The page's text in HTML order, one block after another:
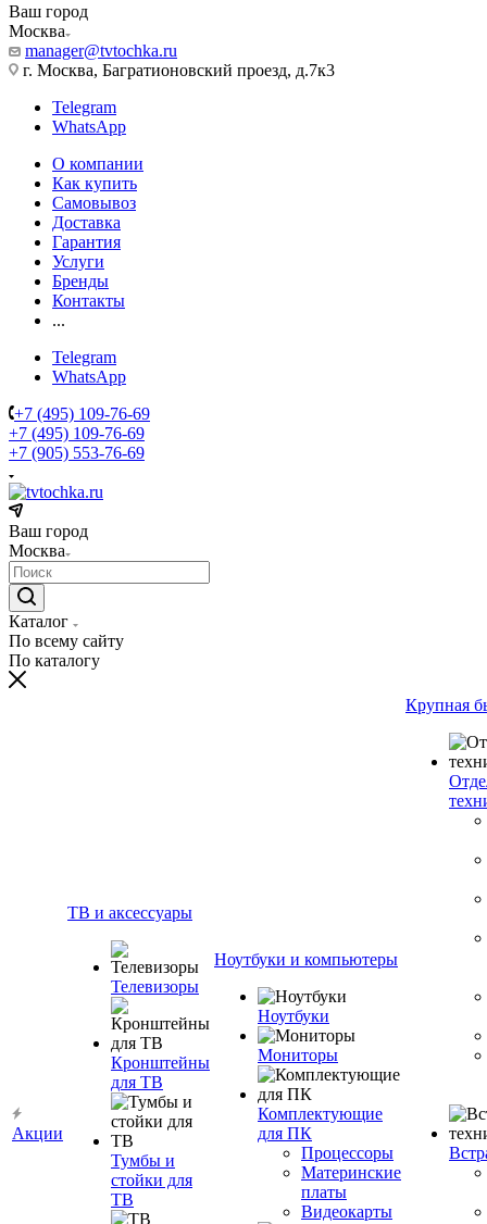
Ваш город
Москва
manager@tvtochka.ru
г. Москва, Багратионовский проезд, д.7к3
Telegram
WhatsApp
О компании
Как купить
Самовывоз
Доставка
Гарантия
Услуги
Бренды
Контакты
...
Telegram
WhatsApp
+7 (495) 109-76-69
+7 (495) 109-76-69
+7 (905) 553-76-69
Ваш город
Москва
Каталог
По всему сайту
По каталогу
Акции
ТВ и аксессуары
Телевизоры
Кронштейны
для ТВ
Тумбы и
стойки для
ТВ
Ноутбуки и компьютеры
Ноутбуки
Мониторы
Комплектующие
для ПК
Процессоры
Материнские
платы
Видеокарты
Крупная